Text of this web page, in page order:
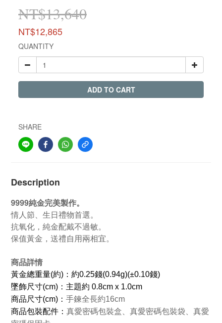
NT$13,640
NT$12,865
QUANTITY
ADD TO CART
SHARE
Description
9999純金完美製作。
情人節、生日禮物首選。
抗氧化，純金配戴不過敏。
保值黃金，送禮自用兩相宜。
商品詳情
黃金總重量(約)：約0.25錢(0.94g)(±0.10錢)
墜飾尺寸(cm)：主題約 0.8cm x 1.0cm
商品尺寸(cm)： 手鍊全長約16cm
商品包裝配件： 真愛密碼包裝盒、真愛密碼包裝袋、真愛